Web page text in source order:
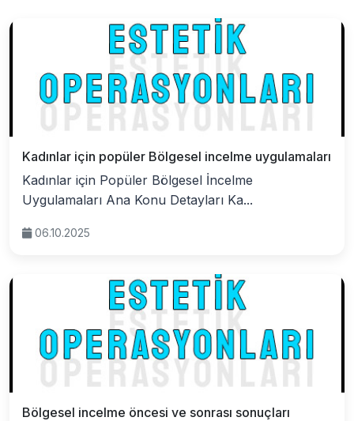
Kadınlar için popüler Bölgesel incelme uygulamaları
Kadınlar için Popüler Bölgesel İncelme
Uygulamaları Ana Konu Detayları Ka...
06.10.2025
Bölgesel incelme öncesi ve sonrası sonuçları